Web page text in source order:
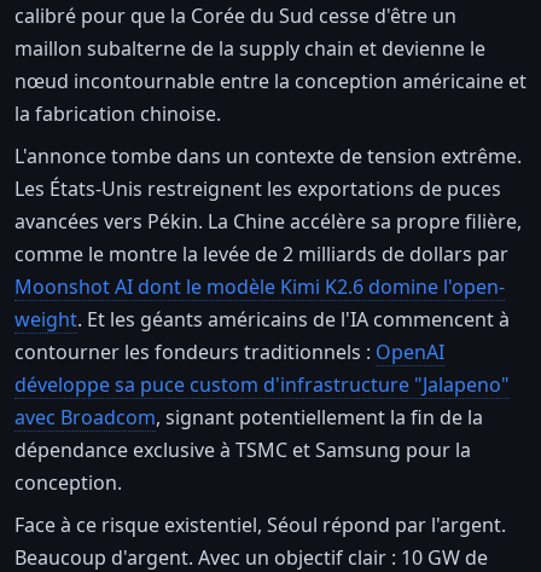
calibré pour que la Corée du Sud cesse d'être un
maillon subalterne de la supply chain et devienne le
nœud incontournable entre la conception américaine et
la fabrication chinoise.
L'annonce tombe dans un contexte de tension extrême.
Les États-Unis restreignent les exportations de puces
avancées vers Pékin. La Chine accélère sa propre filière,
comme le montre la levée de 2 milliards de dollars par
Moonshot AI dont le modèle Kimi K2.6 domine l'open-
weight. Et les géants américains de l'IA commencent à
contourner les fondeurs traditionnels : OpenAI
développe sa puce custom d'infrastructure "Jalapeno"
avec Broadcom, signant potentiellement la fin de la
dépendance exclusive à TSMC et Samsung pour la
conception.
Face à ce risque existentiel, Séoul répond par l'argent.
Beaucoup d'argent. Avec un objectif clair : 10 GW de